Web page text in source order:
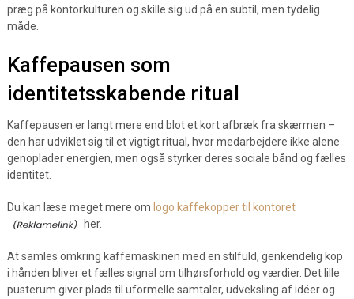
præg på kontorkulturen og skille sig ud på en subtil, men tydelig
måde.
Kaffepausen som
identitetsskabende ritual
Kaffepausen er langt mere end blot et kort afbræk fra skærmen –
den har udviklet sig til et vigtigt ritual, hvor medarbejdere ikke alene
genoplader energien, men også styrker deres sociale bånd og fælles
identitet.
Du kan læse meget mere om logo kaffekopper til kontoret
her.
At samles omkring kaffemaskinen med en stilfuld, genkendelig kop
i hånden bliver et fælles signal om tilhørsforhold og værdier. Det lille
pusterum giver plads til uformelle samtaler, udveksling af idéer og